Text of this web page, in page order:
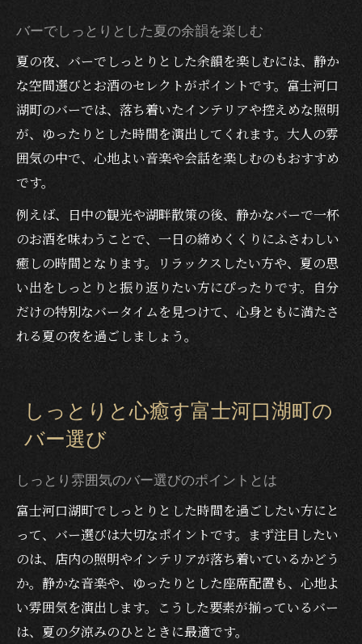
バーでしっとりとした夏の余韻を楽しむ
夏の夜、バーでしっとりとした余韻を楽しむには、静か
な空間選びとお酒のセレクトがポイントです。富士河口
湖町のバーでは、落ち着いたインテリアや控えめな照明
が、ゆったりとした時間を演出してくれます。大人の雰
囲気の中で、心地よい音楽や会話を楽しむのもおすすめ
です。
例えば、日中の観光や湖畔散策の後、静かなバーで一杯
のお酒を味わうことで、一日の締めくくりにふさわしい
癒しの時間となります。リラックスしたい方や、夏の思
い出をしっとりと振り返りたい方にぴったりです。自分
だけの特別なバータイムを見つけて、心身ともに満たさ
れる夏の夜を過ごしましょう。
しっとりと心癒す富士河口湖町の
バー選び
しっとり雰囲気のバー選びのポイントとは
富士河口湖町でしっとりとした時間を過ごしたい方にと
って、バー選びは大切なポイントです。まず注目したい
のは、店内の照明やインテリアが落ち着いているかどう
か。静かな音楽や、ゆったりとした座席配置も、心地よ
い雰囲気を演出します。こうした要素が揃っているバー
は、夏の夕涼みのひとときに最適です。